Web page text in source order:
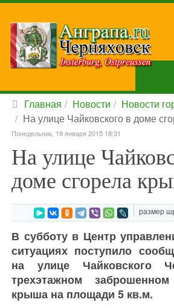
Главная Новости
Новости
На улице Чайковского в доме
Понедельник, 19 января 2015 18:31
На улице
доме сгорела
размер
В субботу в Центр
ситуациях поступило
на улице Чайковского
трехэтажном
крыша на площади 5 кв.м.